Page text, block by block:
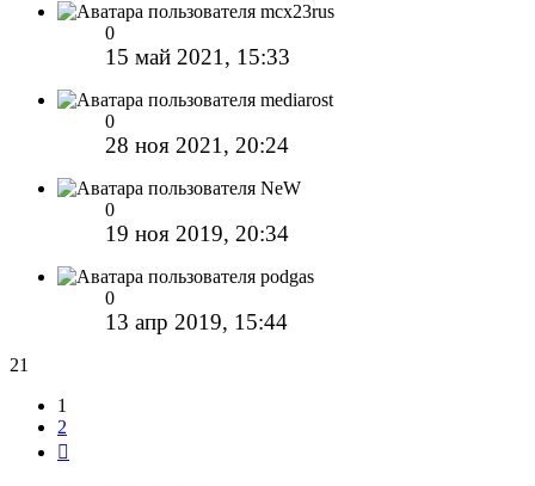
mcx23rus
0
15 май 2021, 15:33
mediarost
0
28 ноя 2021, 20:24
NeW
0
19 ноя 2019, 20:34
podgas
0
13 апр 2019, 15:44
21
1
2